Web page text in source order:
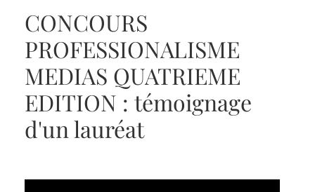
CONCOURS
PROFESSIONALISME
MEDIAS QUATRIEME
EDITION : témoignage
d'un lauréat